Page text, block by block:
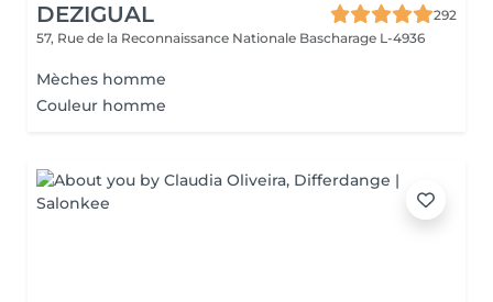
DEZIGUAL
292
57, Rue de la Reconnaissance Nationale Bascharage L-4936
Mèches homme
Couleur homme